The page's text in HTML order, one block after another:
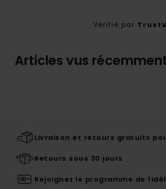
Vérifié par
Articles vus
Livraison et retours gratuits
Retours sous 30 jours
Rejoignez le programme de